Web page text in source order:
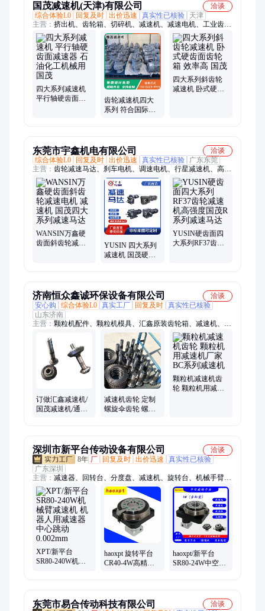
国茂减速机(天津)有限公司
洽谈
综合体验L0
回复及时 出价迅速 真实性已核验
天津
主营： 挤出机、齿轮箱、切碎机、减速机、减速电机、工业齿
轮、高载齿轮、硬齿面减速器
四大系列减速机
平行轴硬齿面减
齿轮减速机四大
系列 符合国际标
四大系列斜齿轮
减速机 卧式硬齿
东莞市宇鑫机电有限公司
洽谈
综合体验L0
回复及时 出价迅速 真实性已核验
广东东莞
主营： 齿轮减速马达、刹车电机、调速电机、行星减速机、高速
电机
WANSIN万鑫硬
齿面斜齿轮减速
YUSIN 四大系列
减速机 国茂硬齿
YUSIN硬齿面四
大系列RF37齿轮
济南恒众鑫诚环保设备有限公司
洽谈
安心购
综合体验L0 真实工厂 回复及时 真实性已核验
山东济南
主营： 颗粒机配件、颗粒机模具、汇鑫原装齿轮箱、减速机、国
茂减速机、汇鑫减速机、减速机维修、颗粒机、木屑颗粒机改
装、颗粒机维修、环模、齿轮箱、二手颗粒机、宇龙颗粒机、
560颗粒机、粉碎机、颗粒机压辊、制粒机、2手颗粒机、560模
具现货、压轮总成、850颗粒机、燃料颗粒机、颗粒成型设备、
压辊皮
订做汇鑫减速机/
国茂减速机/通力
减速机齿轮 定制
螺旋伞齿轮 螺旋
颗粒机减速机齿
轮 颗粒机用减速
深圳市新平台传动设备有限公司
洽谈
8年 厂 回复及时 出价迅速
真实性已核验
广东深圳
主营： 减速器、回转台、分度盘、减速机、旋转台、机械手臂、
伺服转台、回转平台、旋转平台、旋转机构、传动装置、配伺服
电机、凸轮分割器、高精度旋转定位、国产高精度转台、中空旋
转平台
XPT/新平台
SR80-240W机械
haoxpt 旋转平台
CR40-4W高精度
haoxpt/新平台
SR80-24W中空旋
东莞市易合传动科技有限公司
洽谈